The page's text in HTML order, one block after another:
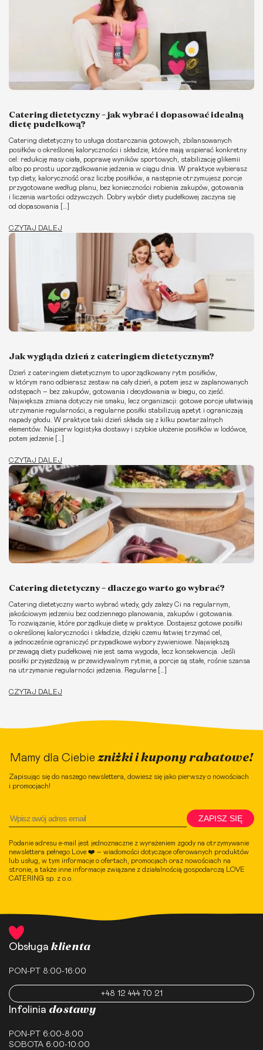
Catering dietetyczny – jak wybrać i dopasować idealną
dietę pudełkową?
Catering dietetyczny to usługa dostarczania gotowych, zbilansowanych
posiłków o określonej kaloryczności i składzie, które mają wspierać konkretny
cel: redukcję masy ciała, poprawę wyników sportowych, stabilizację glikemii
albo po prostu uporządkowanie jedzenia w ciągu dnia. W praktyce wybierasz
typ diety, kaloryczność oraz liczbę posiłków, a następnie otrzymujesz porcje
przygotowane według planu, bez konieczności robienia zakupów, gotowania
i liczenia wartości odżywczych. Dobry wybór diety pudełkowej zaczyna się
od dopasowania […]
CZYTAJ DALEJ
Jak wygląda dzień z cateringiem dietetycznym?
Dzień z cateringiem dietetycznym to uporządkowany rytm posiłków,
w którym rano odbierasz zestaw na cały dzień, a potem jesz w zaplanowanych
odstępach – bez zakupów, gotowania i decydowania w biegu, co zjeść.
Największa zmiana dotyczy nie smaku, lecz organizacji: gotowe porcje ułatwiają
utrzymanie regularności, a regularne posiłki stabilizują apetyt i ograniczają
napady głodu. W praktyce taki dzień składa się z kilku powtarzalnych
elementów. Najpierw logistyka dostawy i szybkie ułożenie posiłków w lodówce,
potem jedzenie […]
CZYTAJ DALEJ
Catering dietetyczny – dlaczego warto go wybrać?
Catering dietetyczny warto wybrać wtedy, gdy zależy Ci na regularnym,
jakościowym jedzeniu bez codziennego planowania, zakupów i gotowania.
To rozwiązanie, które porządkuje dietę w praktyce. Dostajesz gotowe posiłki
o określonej kaloryczności i składzie, dzięki czemu łatwiej trzymać cel,
a jednocześnie ograniczyć przypadkowe wybory żywieniowe. Największą
przewagą diety pudełkowej nie jest sama wygoda, lecz konsekwencja. Jeśli
posiłki przyjeżdżają w przewidywalnym rytmie, a porcje są stałe, rośnie szansa
na utrzymanie regularności jedzenia. Regularne […]
CZYTAJ DALEJ
Mamy dla Ciebie zniżki i kupony rabatowe!
Zapisując się do naszego newslettera, dowiesz się jako pierwszy o nowościach
i promocjach!
ZAPISZ SIĘ
Podanie adresu e-mail jest jednoznaczne z wyrażeniem zgody na otrzymywanie
newslettera pełnego Love ❤️ – wiadomości dotyczące oferowanych produktów
lub usług, w tym informacje o ofertach, promocjach oraz nowościach na
stronie, a także inne informacje związane z działalnością gospodarczą LOVE
CATERING sp. z o.o.
Obsługa klienta
PON-PT 8:00-16:00
+48 12 444 70 21
Infolinia dostawy
PON-PT 6:00-8:00
SOBOTA 6:00-10:00